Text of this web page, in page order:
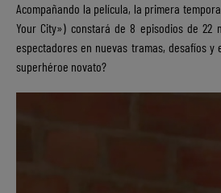
Acompañando la película, la primera
Your City») constará de 8 episodios de
espectadores en nuevas tramas, desafíos
superhéroe novato?